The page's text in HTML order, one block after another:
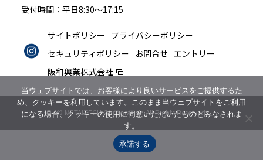
受付時間：平日8:30～17:15
サイトポリシー プライバシーポリシー
セキュリティポリシー
お問合せ エントリー
阪和興業株式会社
© METALTECH Corporation All Rights Reserved.
当ウェブサイトでは、お客様により良いサービスをご提供するた
め、クッキーを利用しています。このまま当ウェブサイトをご利用
になる場合、クッキーの使用に同意いただいたものとみなされま
す。
承諾する